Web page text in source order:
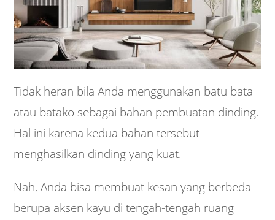
Tidak heran bila Anda menggunakan batu bata
atau batako sebagai bahan pembuatan dinding.
Hal ini karena kedua bahan tersebut
menghasilkan dinding yang kuat.
Nah, Anda bisa membuat kesan yang berbeda
berupa aksen kayu di tengah-tengah ruang